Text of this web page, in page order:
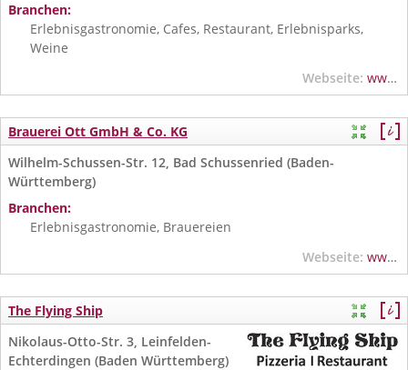
Branchen:
Erlebnisgastronomie, Cafes, Restaurant, Erlebnisparks,
Weine
Webseite: www.sandokan.de
Brauerei Ott GmbH & Co. KG
Wilhelm-Schussen-Str. 12, Bad Schussenried (Baden-
Württemberg)
Branchen:
Erlebnisgastronomie, Brauereien
Webseite: www.schussenrieder.de
The Flying Ship
Nikolaus-Otto-Str. 3, Leinfelden-
Echterdingen (Baden Württemberg)